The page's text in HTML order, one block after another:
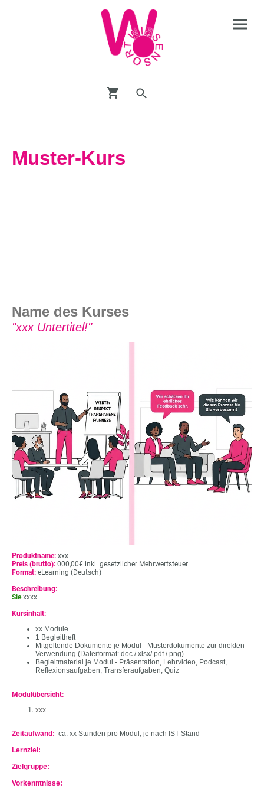
Muster-Kurs
Name des Kurses
"xxx Untertitel!"
Produktname: xxx
Preis (brutto): 000,00€ inkl. gesetzlicher Mehrwertsteuer
Format: eLearning (Deutsch)
Beschreibung:
Siexxxx
Kursinhalt:
xx Module
1 Begleitheft
Mitgeltende Dokumente je Modul - Musterdokumente zur direkten
Verwendung (Dateiformat: doc / xlsx/ pdf / png)
Begleitmaterial je Modul - Präsentation, Lehrvideo, Podcast,
Reflexionsaufgaben, Transferaufgaben, Quiz
Modulübersicht:
xxx
Zeitaufwand: ca. xx Stunden pro Modul, je nach IST-Stand
Lernziel:
Zielgruppe:
Vorkenntnisse: